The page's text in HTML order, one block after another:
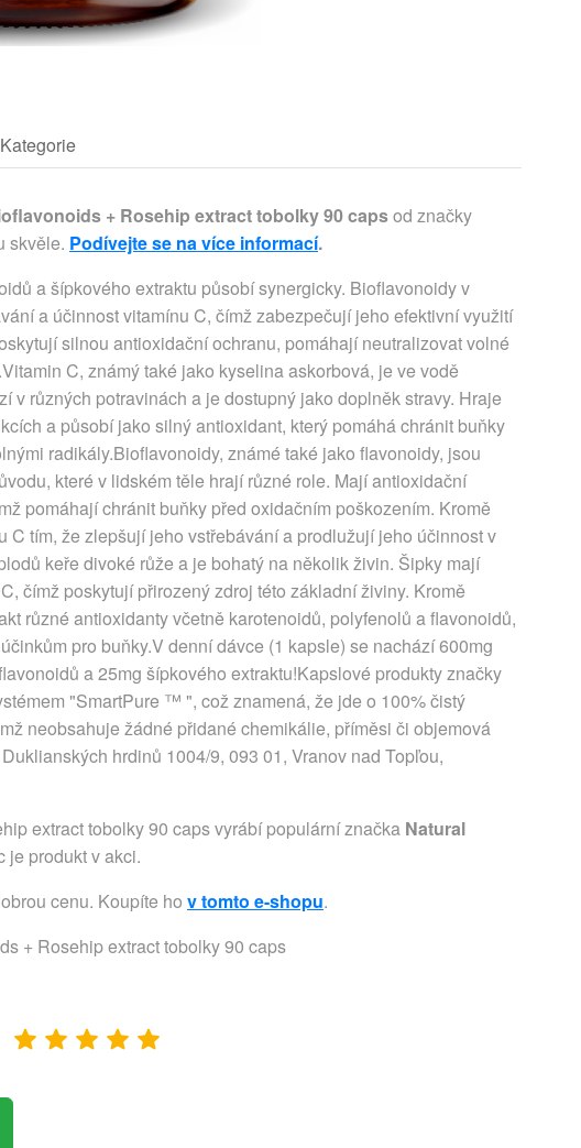
Kategorie
+ Rosehip extract tobolky 90 capsod značky
skvěle. Podívejte se na více informací.
a šípkového extraktu působí synergicky. Bioflavonoidy v
a účinnost vitamínu C, čímž zabezpečují jeho efektivní využití
silnou antioxidační ochranu, pomáhají neutralizovat volné
C, známý také jako kyselina askorbová, je ve vodě
v různých potravinách a je dostupný jako doplněk stravy. Hraje
a působí jako silný antioxidant, který pomáhá chránit buňky
radikály.Bioflavonoidy, známé také jako flavonoidy, jsou
které v lidském těle hrají různé role. Mají antioxidační
pomáhají chránit buňky před oxidačním poškozením. Kromě
C tím, že zlepšují jeho vstřebávání a prodlužují jeho účinnost v
keře divoké růže a je bohatý na několik živin. Šipky mají
čímž poskytují přirozený zdroj této základní živiny. Kromě
různé antioxidanty včetně karotenoidů, polyfenolů a flavonoidů,
pro buňky.V denní dávce (1 kapsle) se nachází 600mg
a 25mg šípkového extraktu!Kapslové produkty značky
"SmartPure ™ ", což znamená, že jde o 100% čistý
neobsahuje žádné přidané chemikálie, příměsi či objemová
hrdinů 1004/9, 093 01, Vranov nad Topľou,
extract tobolky 90 caps vyrábí populární značka Natural
je produkt v akci.
cenu. Koupíte ho v tomto e-shopu.
+ Rosehip extract tobolky 90 caps